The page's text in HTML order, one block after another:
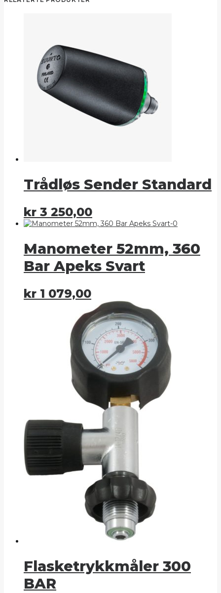
Trådløs Sender Standard
kr 3 250,00
Manometer 52mm, 360
Bar Apeks Svart
kr 1 079,00
Flasketrykkmåler 300
BAR